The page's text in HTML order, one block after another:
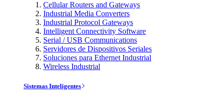
Cellular Routers and Gateways
Industrial Media Converters
Industrial Protocol Gateways
Intelligent Connectivity Software
Serial / USB Communications
Servidores de Dispositivos Seriales
Soluciones para Ethernet Industrial
Wireless Industrial
Sistemas Inteligentes